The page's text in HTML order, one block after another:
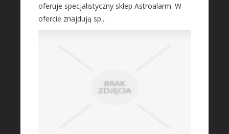
oferuje specjalistyczny sklep Astroalarm. W
ofercie znajdują sp...